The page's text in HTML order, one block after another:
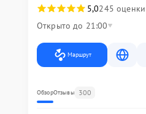
5,0245 оценки
Открыто до 21:00
Маршрут
ОбзорОтзывы 300